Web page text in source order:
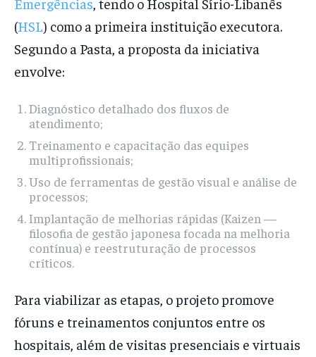
(HSL) como a primeira instituição executora.
Segundo a Pasta, a proposta da iniciativa
envolve:
Diagnóstico detalhado dos fluxos de
atendimento;
Treinamento e capacitação das equipes
multiprofissionais;
Uso de ferramentas de gestão visual e análise de
processos;
Implantação de melhorias rápidas (Kaizen —
filosofia de gestão japonesa focada na melhoria
contínua) e reestruturação de processos
críticos.
Para viabilizar as etapas, o projeto promove
fóruns e treinamentos conjuntos entre os
hospitais, além de visitas presenciais e virtuais